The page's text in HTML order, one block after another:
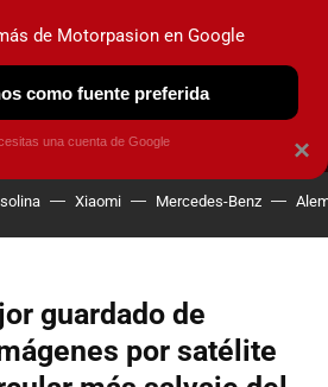
NUEVO
ELÉCTRICOS OBSERVATORIO
Xiaomi Mercedes-Benz
guardado de
por satélite
×
de Motorpasion en Google
como fuente preferida
una cuenta de Google